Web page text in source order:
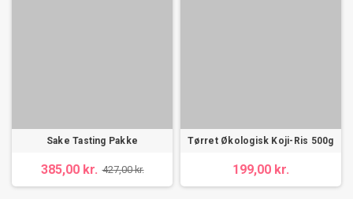
Sake Tasting Pakke
385,00 kr. 427,00 kr.
Tørret Økologisk Koji-Ris 500g
199,00 kr.